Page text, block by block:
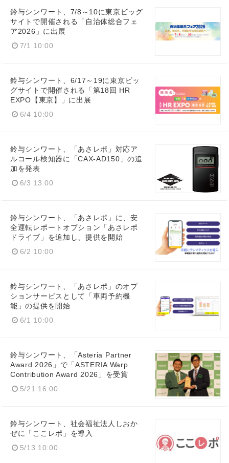
鈴与シンワート、7/8～10に東京ビッグ
サイトで開催される「自治体総合フェ
ア2026」に出展
7/1 10:00
鈴与シンワート、6/17～19に東京ビッ
グサイトで開催される「第18回 HR
EXPO【東京】」に出展
6/4 10:00
鈴与シンワート、「あさレポ」対応ア
ルコール検知器に「CAX-AD150」の追
加を発表
6/3 13:00
鈴与シンワート、「あさレポ」に、安
全運転レポートオプション「あさレポ
ドライブ」を追加し、提供を開始
6/2 10:00
鈴与シンワート、「あさレポ」のオプ
ションサービスとして「車両予約機
能」の提供を開始
6/1 10:00
鈴与シンワート、「Asteria Partner
Award 2026」で「ASTERIA Warp
Contribution Award 2026」を受賞
5/21 16:00
鈴与シンワート、社会福祉法人しおか
ぜに「ここレポ」を導入
5/13 10:00